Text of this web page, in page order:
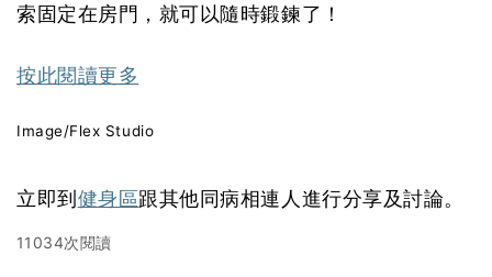
索固定在房門，就可以隨時鍛鍊了！
按此閱讀更多
Image/Flex Studio
立即到健身區跟其他同病相連人進行分享及討論。
11034次閱讀